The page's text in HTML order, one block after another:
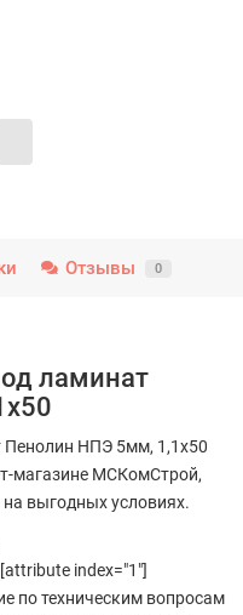
Отзывы 0
ламинат
НПЭ 5мм, 1,1х50
магазине МСКомСтрой,
выгодных условиях.
index="1"]
по техническим вопросам